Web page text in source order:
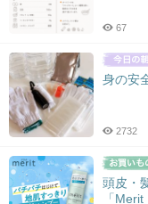
67
身の安
2732
頭皮・
「